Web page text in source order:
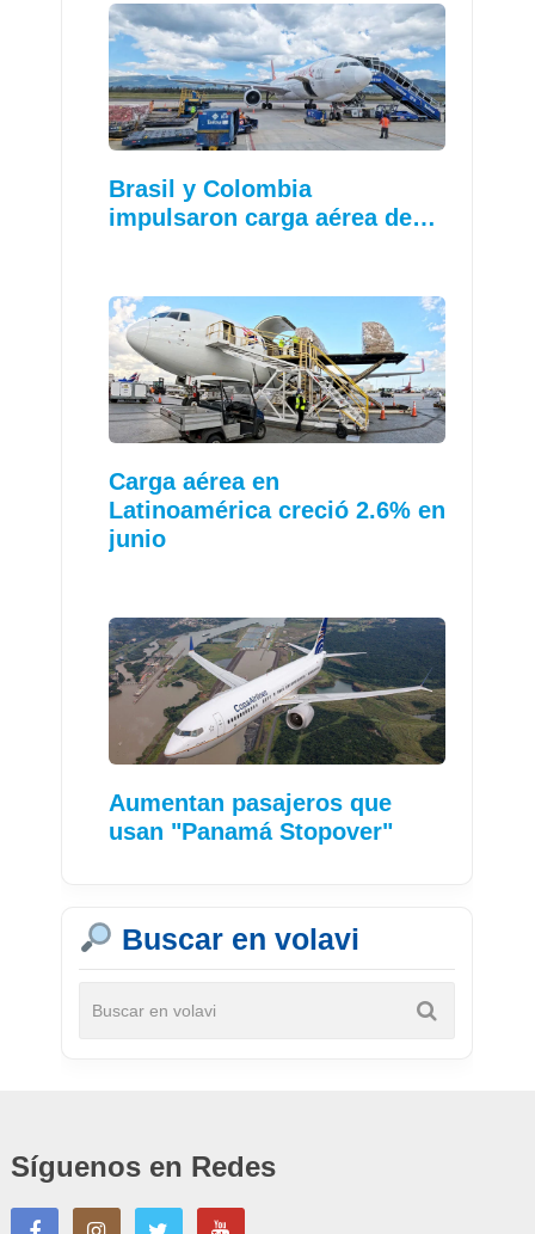
Brasil y Colombia
impulsaron carga aérea de…
Carga aérea en
Latinoamérica creció 2.6% en
junio
Aumentan pasajeros que
usan "Panamá Stopover"
Buscar en volavi
Síguenos en Redes